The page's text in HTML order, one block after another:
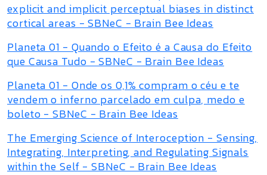
explicit and implicit perceptual biases in distinct
cortical areas - SBNeC - Brain Bee Ideas
Planeta 01 - Quando o Efeito é a Causa do Efeito
que Causa Tudo - SBNeC - Brain Bee Ideas
Planeta 01 - Onde os 0,1% compram o céu e te
vendem o inferno parcelado em culpa, medo e
boleto - SBNeC - Brain Bee Ideas
The Emerging Science of Interoception - Sensing,
Integrating, Interpreting, and Regulating Signals
within the Self - SBNeC - Brain Bee Ideas